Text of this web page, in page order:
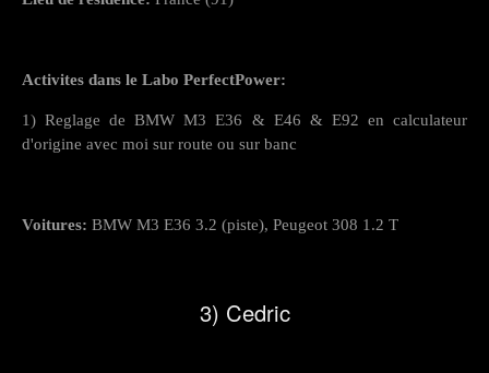
Activites dans le Labo PerfectPower:
1) Reglage de BMW M3 E36 & E46 & E92 en calculateur
d'origine avec moi sur route ou sur banc
Voitures: BMW M3 E36 3.2 (piste), Peugeot 308 1.2 T
3) Cedric